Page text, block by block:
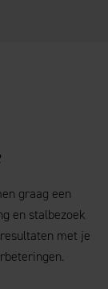
graag een
en stalbezoek
met je